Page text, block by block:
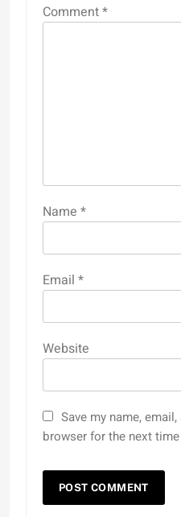
Comment*
Name *
Email *
Website
Save my name,
browser for the next